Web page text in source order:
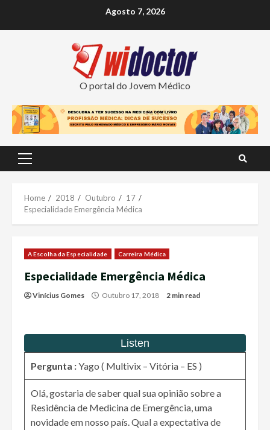
Agosto 7, 2026
O portal do Jovem Médico
Primary
Home 2018 Outubro
17
Especialidade Emergência Médica
A Escolha da Especialidade Carreira Médica
Especialidade Emergência Médica
Vinícius Gomes Outubro 17, 2018 2 min read
Pergunta :Yago ( Multivix – Vitória – ES )
Olá, gostaria de saber qual sua opinião sobre a
Residência de Medicina de Emergência, uma
novidade em nosso país. Qual a expectativa de